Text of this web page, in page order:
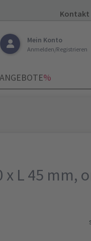
Kontakt
Mein Konto
Anmelden/Registrieren
ANGEBOTE­%
L 45 mm,